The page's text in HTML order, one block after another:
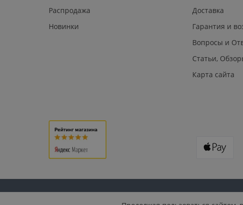
Распродажа
Новинки
Доставка
Гарантия и
Вопросы и
Статьи,
Карта сайта